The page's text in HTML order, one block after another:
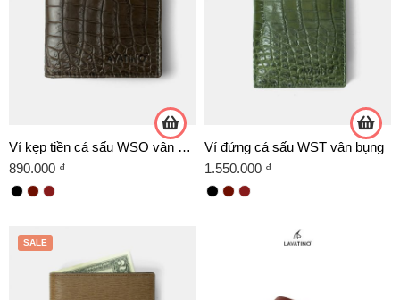
Ví kẹp tiền cá sấu WSO vân bụng
890.000 ₫
Ví đứng cá sấu WST vân bụng
1.550.000 ₫
SALE